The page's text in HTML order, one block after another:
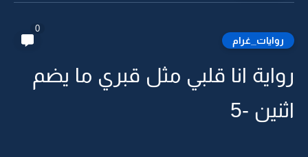
روايات_غرام
0
رواية انا قلبي مثل قبري ما يضم
اثنين -5